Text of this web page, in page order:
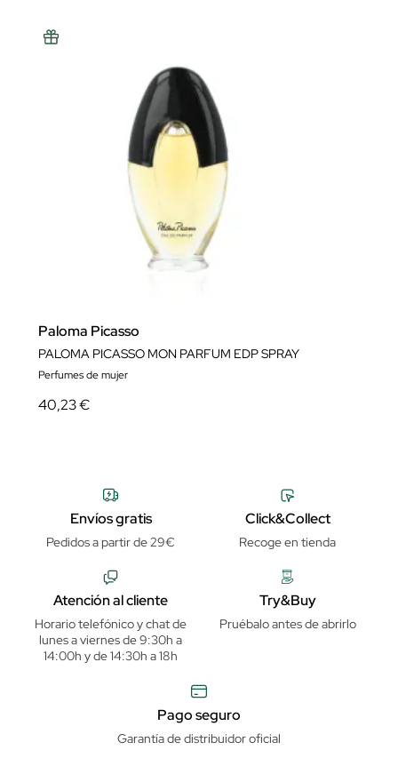
Paloma Picasso
PALOMA PICASSO MON PARFUM EDP SPRAY
Perfumes de mujer
40,23 €
Envíos gratis
Pedidos a partir de 29€
Click&Collect
Recoge en tienda
Atención al cliente
Horario telefónico y chat de
lunes a viernes de 9:30h a
14:00h y de 14:30h a 18h
Try&Buy
Pruébalo antes de abrirlo
Pago seguro
Garantía de distribuidor oficial